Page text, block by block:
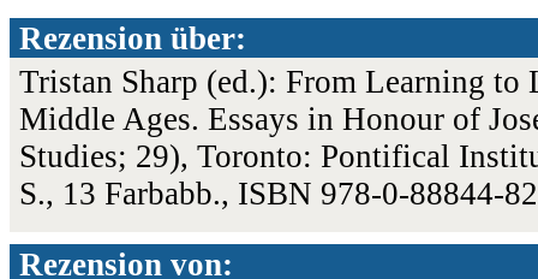
Rezension über:
Tristan Sharp (ed.): From Learning to
Middle Ages. Essays in Honour of
Studies; 29), Toronto: Pontifical
S., 13 Farbabb., ISBN 978-0-88844-
Rezension von: